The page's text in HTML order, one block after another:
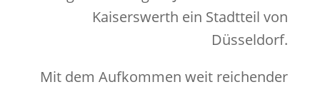
Kaiserswerth ein Stadtteil von
Düsseldorf.
Mit dem Aufkommen weit reichender